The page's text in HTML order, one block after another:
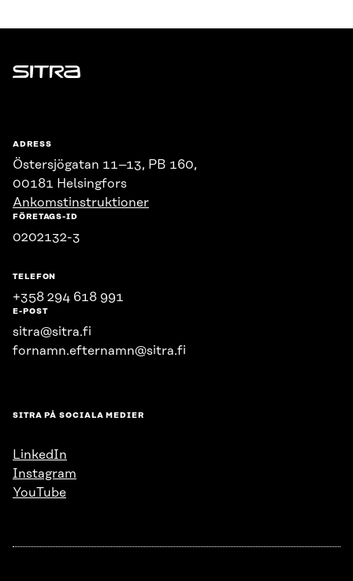
Sitra
ADRESS
Östersjögatan 11–13, PB 160,
00181 Helsingfors
Ankomstinstruktioner
FÖRETAGS-ID
0202132-3
TELEFON
+358 294 618 991
E-POST
sitra@sitra.fi
fornamn.efternamn@sitra.fi
SITRA PÅ SOCIALA MEDIER
LinkedIn
Instagram
YouTube